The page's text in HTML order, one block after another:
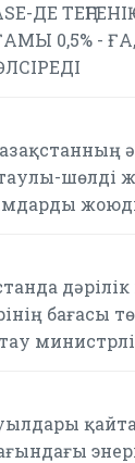
ДЕ
0,5% - ҒА,
шөлді
бағасы
қайта